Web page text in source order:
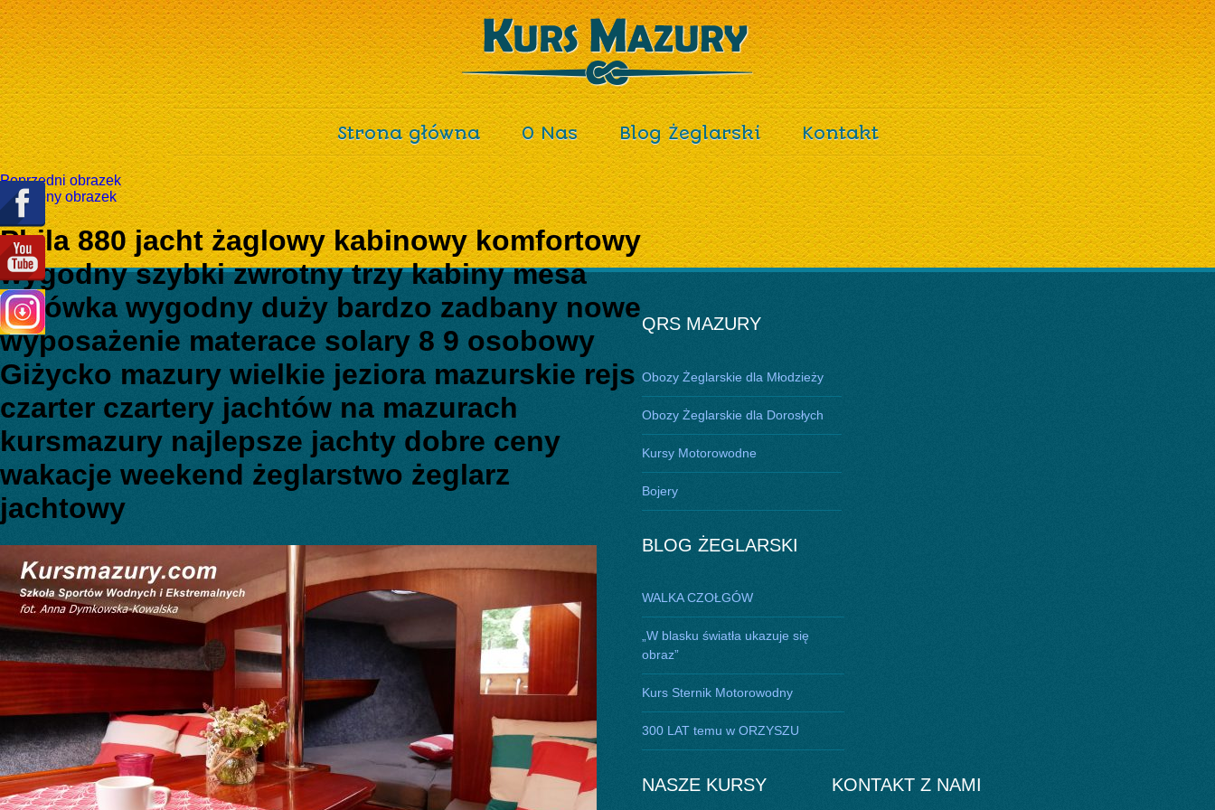
Strona główna O Nas Blog Żeglarski Kontakt
Poprzedni obrazek
Następny obrazek
Phila 880 jacht żaglowy kabinowy komfortowy
wygodny szybki zwrotny trzy kabiny mesa
lodówka wygodny duży bardzo zadbany nowe
wyposażenie materace solary 8 9 osobowy
Giżycko mazury wielkie jeziora mazurskie rejs
czarter czartery jachtów na mazurach
kursmazury najlepsze jachty dobre ceny
wakacje weekend żeglarstwo żeglarz
jachtowy
QRS MAZURY
Obozy Żeglarskie dla Młodzieży
Obozy Żeglarskie dla Dorosłych
Kursy Motorowodne
Bojery
BLOG ŻEGLARSKI
WALKA CZOŁGÓW
„W blasku światła ukazuje się
obraz”
Kurs Sternik Motorowodny
300 LAT temu w ORZYSZU
NASZE KURSY KONTAKT Z NAMI